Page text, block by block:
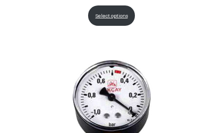
Select options